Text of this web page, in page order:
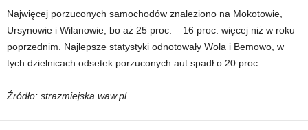
Najwięcej porzuconych samochodów znaleziono na Mokotowie,
Ursynowie i Wilanowie, bo aż 25 proc. – 16 proc. więcej niż w roku
poprzednim. Najlepsze statystyki odnotowały Wola i Bemowo, w
tych dzielnicach odsetek porzuconych aut spadł o 20 proc.
Źródło: strazmiejska.waw.pl